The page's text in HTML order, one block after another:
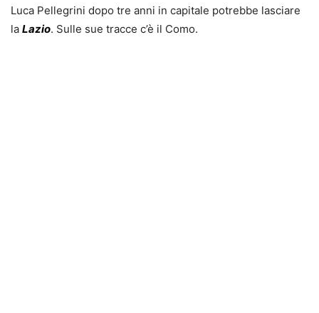
Luca Pellegrini dopo tre anni in capitale potrebbe lasciare
la Lazio. Sulle sue tracce c’è il Como.